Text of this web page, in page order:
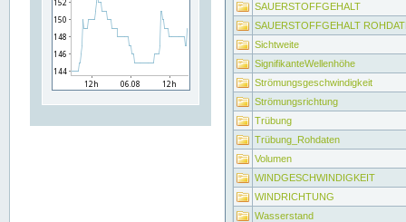
SAUERSTOFFGEHALT
SAUERSTOFFGEHALT
Sichtweite
SignifikanteWellenhöhe
Strömungsgeschwindigkeit
Strömungsrichtung
Trübung
Trübung_Rohdaten
Volumen
WINDGESCHWINDIGKEIT
WINDRICHTUNG
Wasserstand